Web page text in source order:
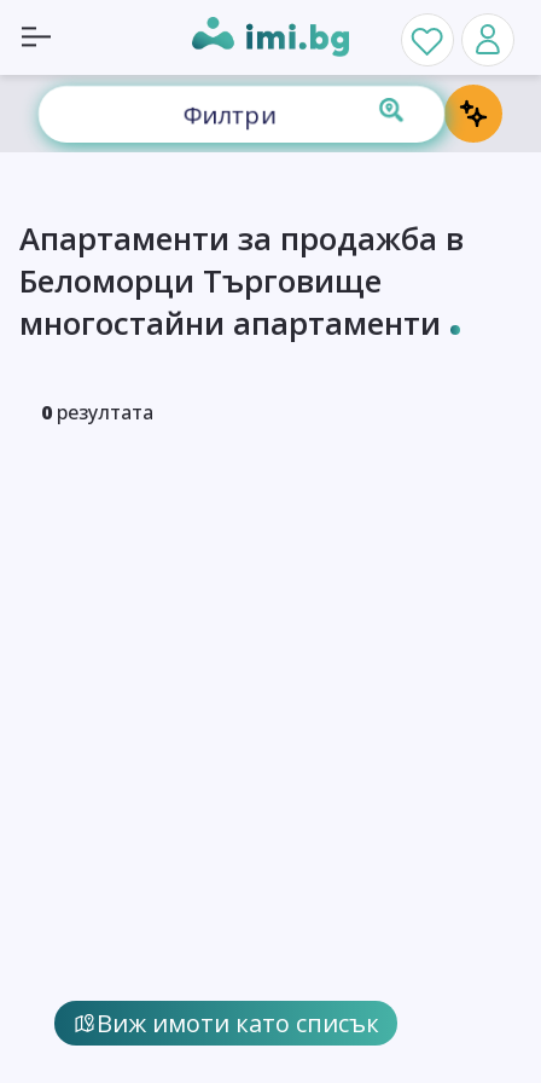
Филтри
Виж имоти като списък
Апартаменти за продажба в
Беломорци Търговище
многостайни апартаменти
0 резултата